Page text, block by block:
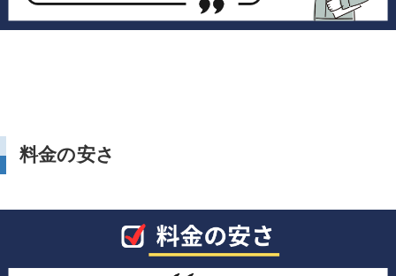
料金の安さ